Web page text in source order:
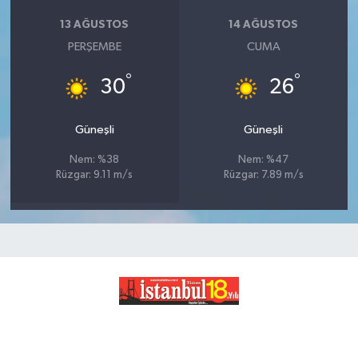
13 AĞUSTOS
PERŞEMBE
30°
Güneşli
Nem: %38
Rüzgar: 9.11 m/s
14 AĞUSTOS
CUMA
26°
Güneşli
Nem: %47
Rüzgar: 7.89 m/s